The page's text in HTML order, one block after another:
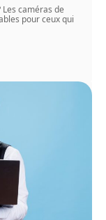
caméras de
pour ceux qui